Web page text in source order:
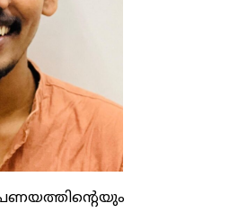
പ്രണയത്തിന്റെയും